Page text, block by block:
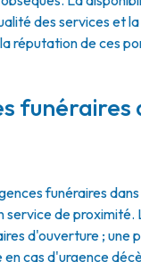
des services et
réputation de ces
funéraires
funéraires
service de proximité.
d'ouverture ; une
cas d'urgence